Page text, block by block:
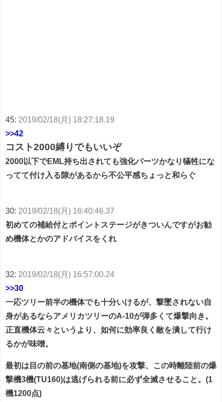
45: 2019/02/18(月) 18:27:18.19
>>42
コスト2000縛りでもいいぞ
2000以下でEML持ち出されても強化パーツかなり犠牲にな
ってて付け入る隙があるから不公平感ちょっと和らぐ
30: 2019/02/18(月) 16:40:46.37
初めての補給付とポイントステージがきついんですがお勧
め機体とかのアドバイスをくれ
32: 2019/02/18(月) 16:57:00.24
>>30
一応ツリー前半の機体でも十分いけるが、撃墜されない自
身があるならアメリカツリーのA-10が弾多くて爆撃向き。
正直機体云々というより、如何に効率良く敵を潰して行け
るかが味噌。
最初は目の前の基地(南側の基地)を攻撃、この時離陸前の爆
撃機3機(TU160)は逃げられる前に必ず全滅させること。(1
機1200点)